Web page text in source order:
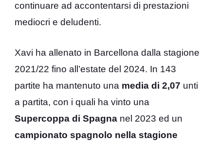
continuare ad accontentarsi di prestazioni
mediocri e deludenti.
Xavi ha allenato in Barcellona dalla stagione
2021/22 fino all’estate del 2024. In 143
partite ha mantenuto una media di 2,07 unti
a partita, con i quali ha vinto una
Supercoppa di Spagna nel 2023 ed un
campionato spagnolo nella stagione